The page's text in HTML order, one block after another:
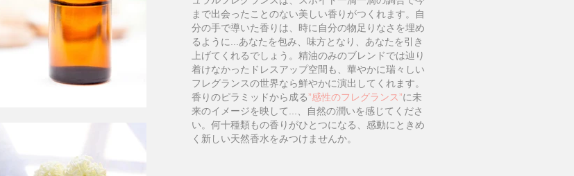
まで出会ったことのない美しい香りがつくれます。自
分の手で導いた香りは、時に自分の物足りなさを埋め
るように...あなたを包み、味方となり、あなたを引き
上げてくれるでしょう。精油のみのブレンドでは辿り
着けなかったドレスアップ空間も、華やかに瑞々しい
フレグランスの世界なら鮮やかに演出してくれます。
香りのピラミッドから成る”感性のフレグランス”に未
来のイメージを映して...、自然の潤いを感じてくださ
い。何十種類もの香りがひとつになる、感動にときめ
く新しい天然香水をみつけませんか。